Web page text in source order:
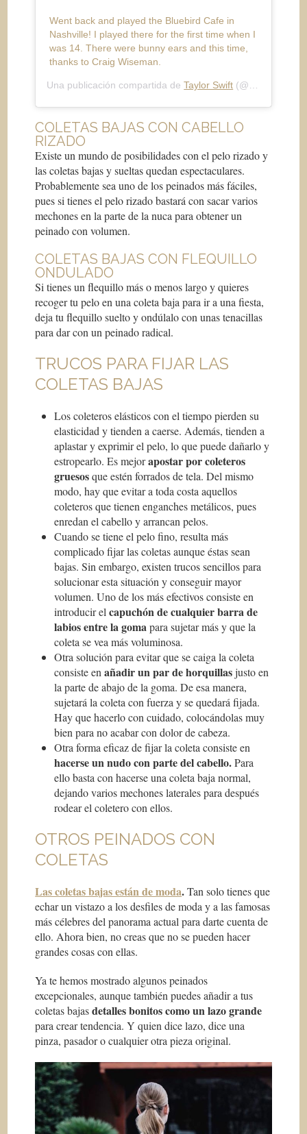
Went back and played the Bluebird Cafe in
Nashville! I played there for the first time when I
was 14. There were bunny ears and this time,
thanks to Craig Wiseman.
Una publicación compartida deTaylor Swift (@taylorswift) el
COLETAS BAJAS CON CABELLO
RIZADO
Existe un mundo de posibilidades con el pelo rizado y
las coletas bajas y sueltas quedan espectaculares.
Probablemente sea uno de los peinados más fáciles,
pues si tienes el pelo rizado bastará con sacar varios
mechones en la parte de la nuca para obtener un
peinado con volumen.
COLETAS BAJAS CON FLEQUILLO
ONDULADO
Si tienes un flequillo más o menos largo y quieres
recoger tu pelo en una coleta baja para ir a una fiesta,
deja tu flequillo suelto y ondúlalo con unas tenacillas
para dar con un peinado radical.
TRUCOS PARA FIJAR LAS
COLETAS BAJAS
Los coleteros elásticos con el tiempo pierden su
elasticidad y tienden a caerse. Además, tienden a
aplastar y exprimir el pelo, lo que puede dañarlo y
estropearlo. Es mejorapostar por coleteros
gruesosque estén forrados de tela. Del mismo
modo, hay que evitar a toda costa aquellos
coleteros que tienen enganches metálicos, pues
enredan el cabello y arrancan pelos.
Cuando se tiene el pelo fino, resulta más
complicado fijar las coletas aunque éstas sean
bajas. Sin embargo, existen trucos sencillos para
solucionar esta situación y conseguir mayor
volumen. Uno de los más efectivos consiste en
introducir elcapuchón de cualquier barra de
labios entre la gomapara sujetar más y que la
coleta se vea más voluminosa.
Otra solución para evitar que se caiga la coleta
consiste en añadir un par de horquillasjusto en
la parte de abajo de la goma. De esa manera,
sujetará la coleta con fuerza y se quedará fijada.
Hay que hacerlo con cuidado, colocándolas muy
bien para no acabar con dolor de cabeza.
Otra forma eficaz de fijar la coleta consiste en
hacerse un nudo con parte del cabello.Para
ello basta con hacerse una coleta baja normal,
dejando varios mechones laterales para después
rodear el coletero con ellos.
OTROS PEINADOS CON
COLETAS
Las coletas bajas están de moda.Tan solo tienes que
echar un vistazo a los desfiles de moda y a las famosas
más célebres del panorama actual para darte cuenta de
ello. Ahora bien, no creas que no se pueden hacer
grandes cosas con ellas.
Ya te hemos mostrado algunos peinados
excepcionales, aunque también puedes añadir a tus
coletas bajasdetalles bonitos como un lazo grande
para crear tendencia. Y quien dice lazo, dice una
pinza, pasador o cualquier otra pieza original.